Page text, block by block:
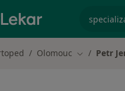
Olomouc ZměnaPetr